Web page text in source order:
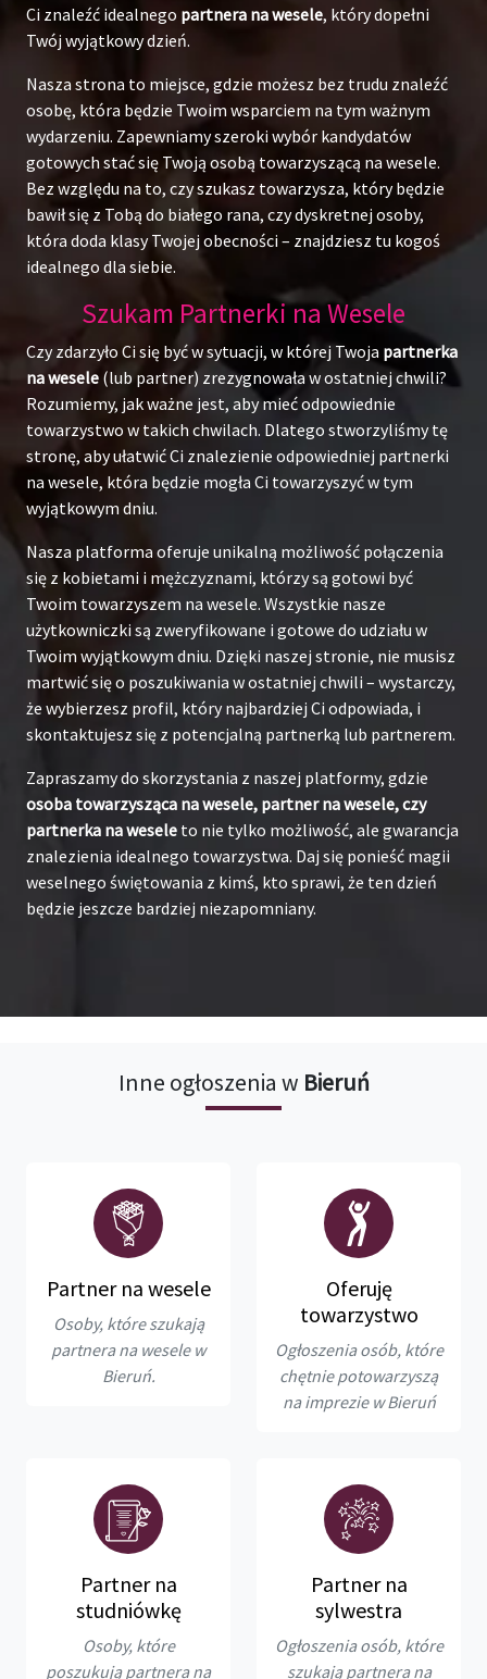
Ci znaleźć idealnego partnera na wesele, który dopełni
Twój wyjątkowy dzień.
Nasza strona to miejsce, gdzie możesz bez trudu znaleźć
osobę, która będzie Twoim wsparciem na tym ważnym
wydarzeniu. Zapewniamy szeroki wybór kandydatów
gotowych stać się Twoją osobą towarzyszącą na wesele.
Bez względu na to, czy szukasz towarzysza, który będzie
bawił się z Tobą do białego rana, czy dyskretnej osoby,
która doda klasy Twojej obecności – znajdziesz tu kogoś
idealnego dla siebie.
Szukam Partnerki na Wesele
Czy zdarzyło Ci się być w sytuacji, w której Twoja partnerka
na wesele (lub partner) zrezygnowała w ostatniej chwili?
Rozumiemy, jak ważne jest, aby mieć odpowiednie
towarzystwo w takich chwilach. Dlatego stworzyliśmy tę
stronę, aby ułatwić Ci znalezienie odpowiedniej partnerki
na wesele, która będzie mogła Ci towarzyszyć w tym
wyjątkowym dniu.
Nasza platforma oferuje unikalną możliwość połączenia
się z kobietami i mężczyznami, którzy są gotowi być
Twoim towarzyszem na wesele. Wszystkie nasze
użytkowniczki są zweryfikowane i gotowe do udziału w
Twoim wyjątkowym dniu. Dzięki naszej stronie, nie musisz
martwić się o poszukiwania w ostatniej chwili – wystarczy,
że wybierzesz profil, który najbardziej Ci odpowiada, i
skontaktujesz się z potencjalną partnerką lub partnerem.
Zapraszamy do skorzystania z naszej platformy, gdzie
osoba towarzysząca na wesele, partner na wesele, czy
partnerka na wesele to nie tylko możliwość, ale gwarancja
znalezienia idealnego towarzystwa. Daj się ponieść magii
weselnego świętowania z kimś, kto sprawi, że ten dzień
będzie jeszcze bardziej niezapomniany.
Inne ogłoszenia w Bieruń
Partner na wesele
Osoby, które szukają
partnera na wesele w
Bieruń.
Oferuję
towarzystwo
Ogłoszenia osób, które
chętnie potowarzyszą
na imprezie w Bieruń
Partner na
studniówkę
Osoby, które
poszukują partnera na
Partner na
sylwestra
Ogłoszenia osób, które
szukają partnera na